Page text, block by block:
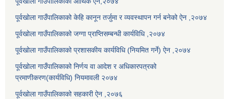
पूर्वखोला गाउँपालिकाको केहि कानून तर्जुमा र व्यवस्थापन गर्न बनेको ऐन ,२०७४
पूर्वखोला गाउँपालिकाको जग्गा प्राप्तिसम्बन्धी कार्यविधि ,२०७४
पूर्वखोला गाउँपालिकाको प्रशासकीय कार्यविधि (नियमित गर्ने) ऐन ,२०७४
पूर्वखोला गाउँपालिकाको निर्णय वा आदेश र अधिकारपत्रको
प्रमाणीकरण(कार्यविधि) नियमावली २०७४
पूर्वखोला गाउँपालिकाको सहकारी ऐन ,२०७६